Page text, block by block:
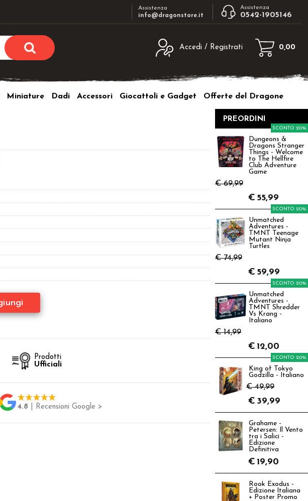
Assistenza
info@dragonstore.it
Assistenza
0542-1905146
Accedi / Registrati
utente e la password e poi clicca sul
Password:
sito clicca sul pulsante "Registrati"
0,00
Miniature Dadi Accessori Giocattoli e Gadget Offerte del Dragone
Prodotti
Ufficiali
4.8 | Recensioni Google >
PREORDINI
Dungeons &
Dragons Stranger
Things - Welcome
to The Hellfire
Club Adventure
Game
€ 69,99
SCONTO 20%
€ 55,99
Unmatched
Adventures -
TMNT Teenage
Mutant Ninja
Turtles
€ 74,99
SCONTO 20%
€ 59,99
Unmatched
Adventures -
TMNT Shredder
Vs Krang -
Italiano
€ 14,99
SCONTO 20%
€ 12,00
King of Tokyo
Godzilla - Italiano
€ 49,99
SCONTO 20%
€ 39,99
Grahame -
Petersen: Il Vento
tra i Salici -
Edizione
Definitiva
€ 19,90
Rook Exodus -
Edizione Italiana
+ Poster Promo